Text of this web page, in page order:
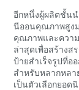
อีกหนึ่งผู้ผลิตชั้น
นีออนคุณภาพสูง
คุณภาพและควา
ล่าสุดเพื่อสร้าง
ป้ายสำเร็จรูปที่อ
สำหรับหลากหล
เป็นตัวเลือกยอด